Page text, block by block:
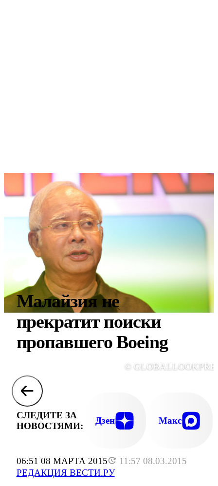
06:51 08 МАРТА 2015
11:57 08.03.2015
РЕДАКЦИЯ ВЕСТИ.РУ
Малайзия не
прекратит поиски
пропавшего Boeing
©
СЛЕДИТЕ ЗА
НОВОСТЯМИ:
Дзен Макс